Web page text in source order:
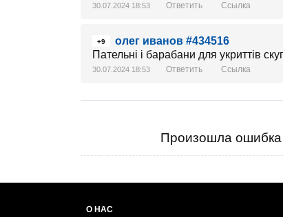
30.07.2024 18:53 Ответить Ссылка
+9
олег иванов #434516
Пательні і барабани для укриттів
30.07.2024 18:53 Ответить Ссылка
Произошла ошибка
О НАС